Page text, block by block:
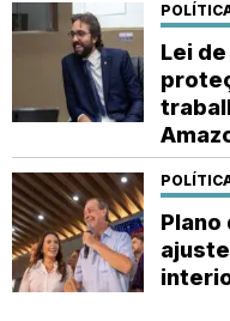
Lei
Plano